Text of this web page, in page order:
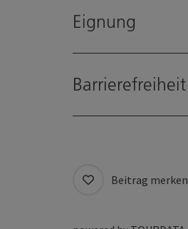
Eignung
Barrierefreiheit
Beitrag merken